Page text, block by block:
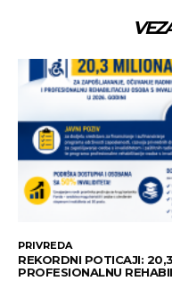
PRIVREDA
REKORDNI POTICAJI:
PROFESIONALNU